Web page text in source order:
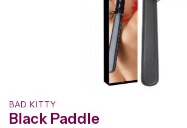
BAD KITTY
Black Paddle